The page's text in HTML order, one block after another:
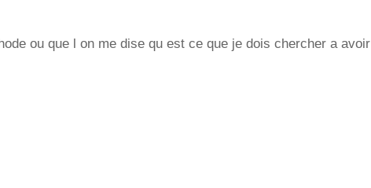
ou que l on me dise qu est ce que je dois chercher a avoir